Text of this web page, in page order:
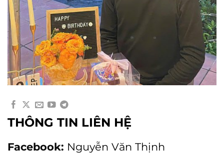
THÔNG TIN LIÊN HỆ
Facebook: Nguyễn Văn Thịnh